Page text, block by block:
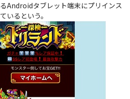
Androidタブレット端末にプリインス
いるという。